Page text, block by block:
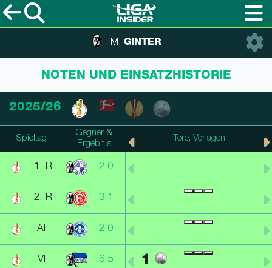
M. GINTER
NOTEN UND EINSATZHISTORIE
2025/26
Spieltag
Gegner &
Ergebnis
Punkte, Note Tore, Vorlagen
1. R 2:0
2. R 3:1
AF 2:0
VF 6:5 1